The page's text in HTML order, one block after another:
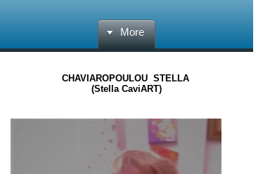
More
CHAVIAROPOULOU STELLA
(Stella CaviART)